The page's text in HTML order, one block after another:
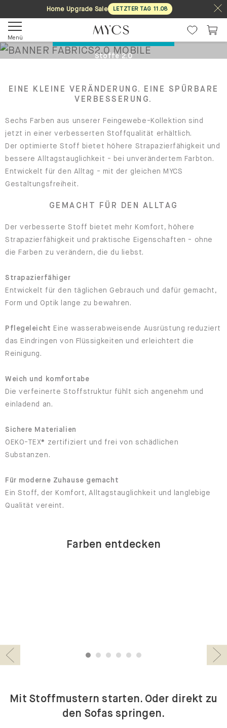
Home Upgrade Sale LETZTER TAG 11 .08
Menü
Stoffe 2.0
Stoffe.
MUSTER BESTELLEN
EINE KLEINE VERÄNDERUNG. EINE SPÜRBARE
VERBESSERUNG.
Sechs Farben aus unserer Feingewebe-Kollektion sind
jetzt in einer verbesserten Stoffqualität erhältlich.
Der optimierte Stoff bietet höhere Strapazierfähigkeit und
bessere Alltagstauglichkeit - bei unverändertem Farbton.
Entwickelt für den Alltag - mit der gleichen MYCS
Gestaltungsfreiheit.
GEMACHT FÜR DEN ALLTAG
Der verbesserte Stoff bietet mehr Komfort, höhere
Strapazierfähigkeit und praktische Eigenschaften - ohne
die Farben zu verändern, die du liebst.
Strapazierfähiger
Entwickelt für den täglichen Gebrauch und dafür gemacht,
Form und Optik lange zu bewahren.
Pflegeleicht Eine wasserabweisende Ausrüstung reduziert
das Eindringen von Flüssigkeiten und erleichtert die
Reinigung.
Weich und komfortabe
Die verfeinerte Stoffstruktur fühlt sich angenehm und
einladend an.
Sichere Materialien
OEKO-TEX® zertifiziert und frei von schädlichen
Substanzen.
Für moderne Zuhause gemacht
Ein Stoff, der Komfort, Alltagstauglichkeit und langlebige
Qualität vereint.
Farben entdecken
1 2 3 4 5 6
Mit Stoffmustern starten. Oder direkt zu
den Sofas springen.